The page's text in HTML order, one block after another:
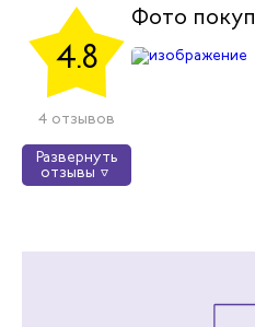
4.8
4 отзывов
Развернуть
отзывы
Фото